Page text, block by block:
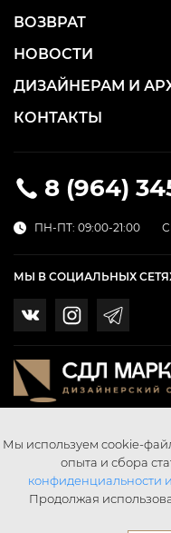
8 (964)
ПН-ПТ: 09:00-21:00
ВОЗВРАТ
НОВОСТИ
ДИЗАЙНЕРАМ И
КОНТАКТЫ
МЫ В СОЦИАЛЬНЫХ
Мы используем cookie-
опыта и сбора
конфиденциальности
Продолжая